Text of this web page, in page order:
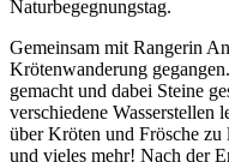
Naturbegegnungstag.
Gemeinsam mit Rangerin
Krötenwanderung
gemacht und dabei Steine
verschiedene Wasserstellen
über Kröten und Frösche zu
und vieles mehr! Nach der